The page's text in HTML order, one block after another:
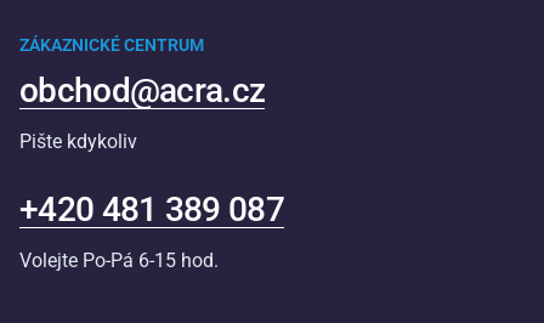
ZÁKAZNICKÉ CENTRUM
obchod@acra.cz
Pište kdykoliv
+420 481 389 087
Volejte Po-Pá 6-15 hod.